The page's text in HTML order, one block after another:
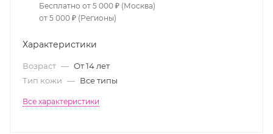
Бесплатно от 5 000 ₽ (Москва)
от 5 000 ₽ (Регионы)
Характеристики
Возраст — От 14 лет
Тип кожи — Все типы
Все характеристики